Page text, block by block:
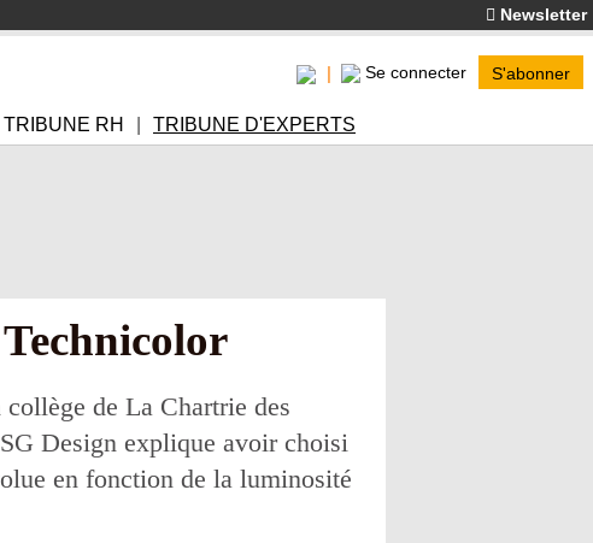
Newsletter
Se connecter S'abonner
TRIBUNE RH TRIBUNE D'EXPERTS
de La Chartrie des
Design explique avoir choisi
en fonction de la luminosité